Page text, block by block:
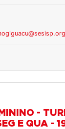
-
E QUA -